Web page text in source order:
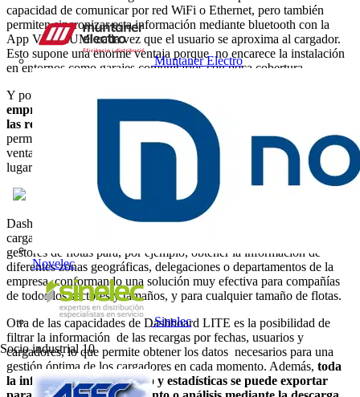
Muntaner Electro
Novelec
Sinelec
Socio industrial 10
capacidad de comunicar por red WiFi o Ethernet, pero también
permiten sincronizar esta información mediante bluetooth con la
App VELTIUM cada vez que el usuario se aproxima al cargador.
Esto supone una enorme ventaja porque no encarece la instalación
en entornos como garajes comunitarios con poca cobertura.
Y por otro lado,
desde el entorno web Dashboard LITE, la
empresa puede acceder a la información gráfica y numérica de
las recargas cómodamente, en un formato visual e intuitivo que
permite identificar y gestionar los datos de manera sencilla, con la
ventaja añadida de poder hacerlo desde cualquier dispositivo y
lugar.
Dashboard LITE permite además realizar agrupaciones de
cargadores atendiendo a diferentes criterios o necesidades de los
gestores de flotas para, por ejemplo, obtener la información de
diferentes zonas geográficas, delegaciones o departamentos de la
empresa, conformando una solución muy efectiva para compañías
de todos los sectores y tamaños, y para cualquier tamaño de flotas.
Otra de las capacidades de Dashboard LITE es la posibilidad de
filtrar la información de las recargas por fechas, usuarios y
cargadores, lo que permite obtener los datos necesarios para una
gestión óptima de los cargadores en cada momento. Además, toda
la información del histórico y estadísticas se puede exportar